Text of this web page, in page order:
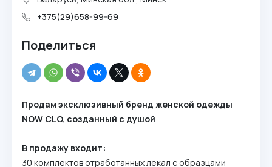
+375(29)658-99-69
Поделиться
Продам эксклюзивный бренд женской одежды
NOW CLO, созданный с душой
В продажу входит:
30 комплектов отработанных лекал с образцами